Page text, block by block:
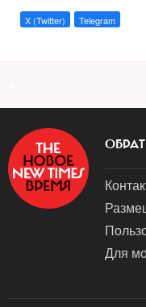
X (Twitter) Telegram
Для